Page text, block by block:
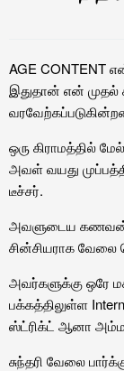
AGE CONTENT
இதுதான் என் முதல்
ஒரு கிராமத்தில்
அவள் வயது
டீச்சர்.
அவளுடைய கணவன்
சின்சியராக வேலை
அவர்களுக்கு ஒரே
பக்கத்திலுள்ள
ஸ்ட்ரிக்ட் ஆனா
சுந்தரி வேலை